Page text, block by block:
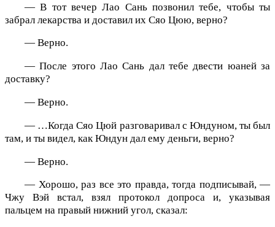
— В тот вечер Лао Сань позвонил тебе, чтобы ты
забрал лекарства и доставил их Сяо Цюю, верно?
— Верно.
— После этого Лао Сань дал тебе двести юаней за
доставку?
— Верно.
— …Когда Сяо Цюй разговаривал с Юндуном, ты был
там, и ты видел, как Юндун дал ему деньги, верно?
— Верно.
— Хорошо, раз все это правда, тогда подписывай, —
Чжу Вэй встал, взял протокол допроса и, указывая
пальцем на правый нижний угол, сказал: